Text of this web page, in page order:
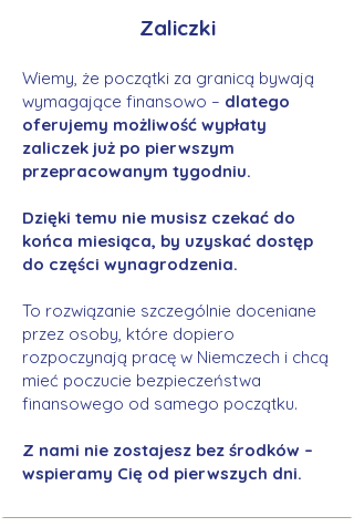
Zaliczki
Wiemy, że początki za granicą bywają
wymagające finansowo – dlatego
oferujemy możliwość wypłaty
zaliczek już po pierwszym
przepracowanym tygodniu.
Dzięki temu nie musisz czekać do
końca miesiąca, by uzyskać dostęp
do części wynagrodzenia.
To rozwiązanie szczególnie doceniane
przez osoby, które dopiero
rozpoczynają pracę w Niemczech i chcą
mieć poczucie bezpieczeństwa
finansowego od samego początku.
Z nami nie zostajesz bez środków –
wspieramy Cię od pierwszych dni.